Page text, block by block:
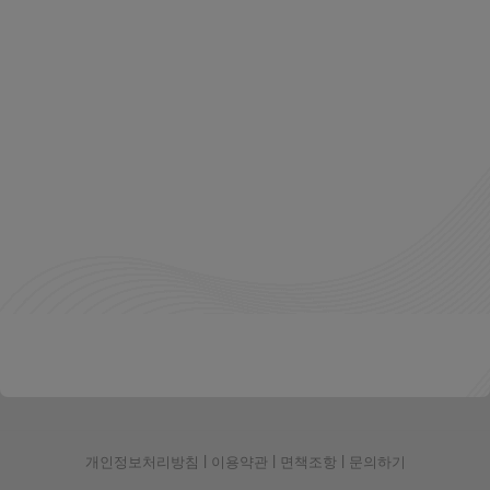
개인정보처리방침 이용약관 면책조항 문의하기